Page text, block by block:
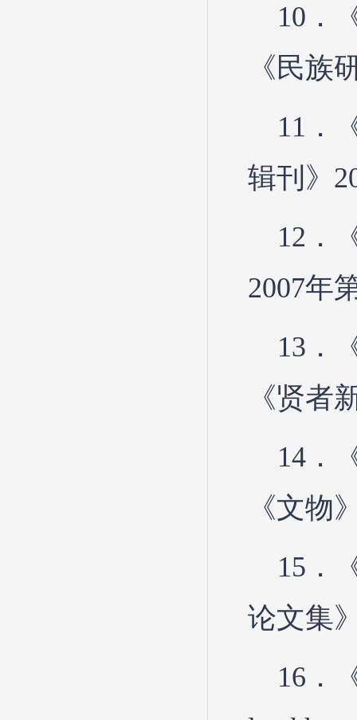
10．
《民族
11．
辑刊》
12．
2007年
13．
《贤者
14．
《文物
15．
论文集
16．